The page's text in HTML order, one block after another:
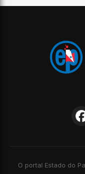
O portal Estado do